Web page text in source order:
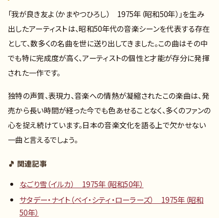
「我が良き友よ（かまやつひろし） 1975年（昭和50年）」を生み
出したアーティストは、昭和50年代の音楽シーンを代表する存在
として、数多くの名曲を世に送り出してきました。この曲はその中
でも特に完成度が高く、アーティストの個性と才能が存分に発揮
された一作です。
独特の声質、表現力、音楽への情熱が凝縮されたこの楽曲は、発
売から長い時間が経った今でも色あせることなく、多くのファンの
心を捉え続けています。日本の音楽文化を語る上で欠かせない
一曲と言えるでしょう。
🎵 関連記事
なごり雪（イルカ） 1975年（昭和50年）
サタデー・ナイト（ベイ・シティ・ローラーズ） 1975年（昭和
50年）